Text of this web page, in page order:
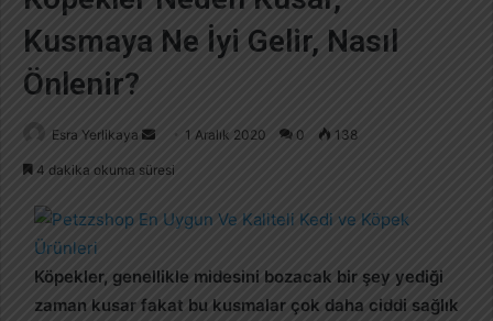
Kusmaya Ne İyi Gelir, Nasıl
Önlenir?
Esra Yerlikaya
e
1 Aralık 2020 0 138
4 dakika okuma süresi
Köpekler, genellikle midesini bozacak bir şey yediği
zaman kusar fakat bu kusmalar çok daha ciddi sağlık